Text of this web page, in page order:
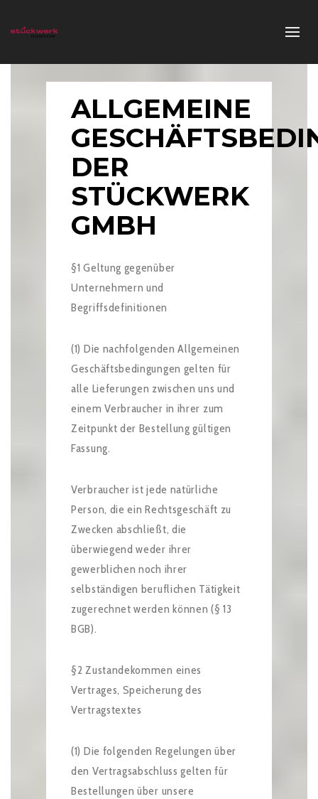
ALLGEMEINE
DER
STÜCKWERK
GMBH
§1 Geltung gegenüber
Unternehmern und
Begriffsdefinitionen
(1) Die nachfolgenden Allgemeinen
Geschäftsbedingungen gelten für
alle Lieferungen zwischen uns und
einem Verbraucher in ihrer zum
Zeitpunkt der Bestellung gültigen
Fassung.
Verbraucher ist jede natürliche
Person, die ein Rechtsgeschäft zu
Zwecken abschließt, die
überwiegend weder ihrer
gewerblichen noch ihrer
selbständigen beruflichen Tätigkeit
zugerechnet werden können (§ 13
BGB).
§2 Zustandekommen eines
Vertrages, Speicherung des
Vertragstextes
(1) Die folgenden Regelungen über
den Vertragsabschluss gelten für
Bestellungen über unsere